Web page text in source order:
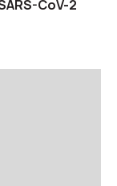
CoV-2